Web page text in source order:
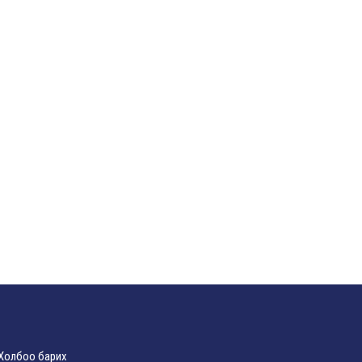
барих